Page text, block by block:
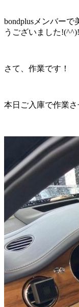
bondplusメンバー
うございました!(^^)!
さて、作業です！
本日ご入庫で作業